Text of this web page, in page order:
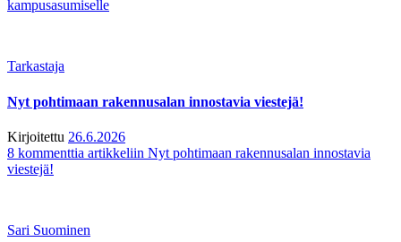
kampusasumiselle
Tarkastaja
Nyt pohtimaan rakennusalan innostavia viestejä!
Kirjoitettu 26.6.2026
8 kommenttia artikkeliin Nyt pohtimaan rakennusalan innostavia
viestejä!
Sari Suominen